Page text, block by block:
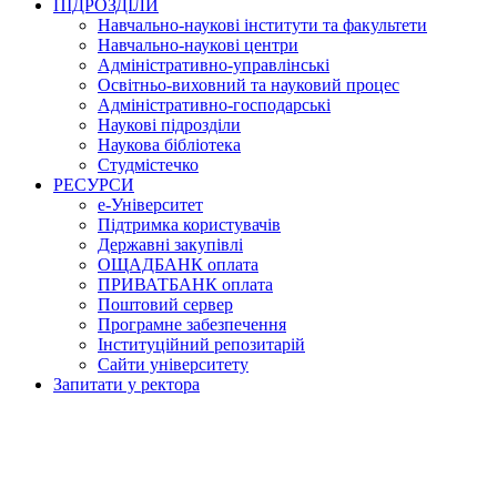
ПІДРОЗДІЛИ
Навчально-наукові інститути та факультети
Навчально-наукові центри
Адміністративно-управлінські
Освітньо-виховний та науковий процес
Адміністративно-господарські
Наукові підрозділи
Наукова бібліотека
Студмістечко
РЕСУРСИ
е-Університет
Підтримка користувачів
Державні закупівлі
ОЩАДБАНК оплата
ПРИВАТБАНК оплата
Поштовий сервер
Програмне забезпечення
Інституційний репозитарій
Сайти університету
Запитати у ректора